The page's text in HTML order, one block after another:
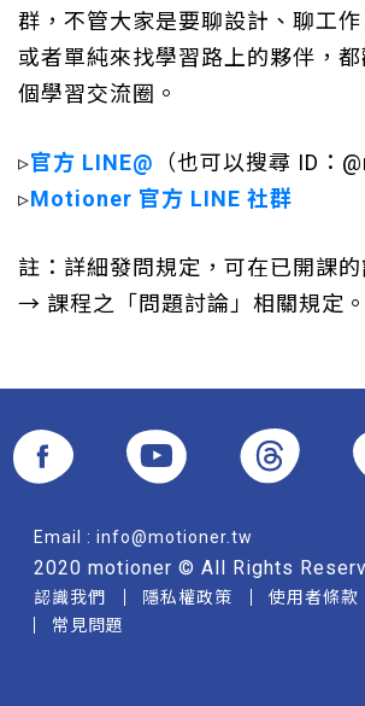
群，不管大家是要聊設計、聊工作
或者單純來找學習路上的夥伴，
個學習交流圈。
▹官方 LINE@ （也可以搜尋 ID：
▹Motioner 官方 LINE 社群
註：詳細發問規定，可在已開課的
→ 課程之「問題討論」相關規定。
Email : info@motioner.tw
2020 motioner © All Rights
認識我們 隱私權政策 使用者條款
常見問題